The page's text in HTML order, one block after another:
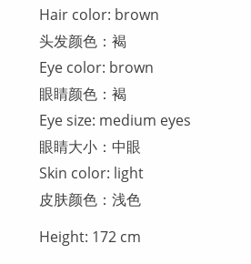
Hair color: brown
头发颜色：褐
Eye color: brown
眼睛颜色：褐
Eye size: medium eyes
眼睛大小：中眼
Skin color: light
皮肤颜色：浅色
Height: 172 cm